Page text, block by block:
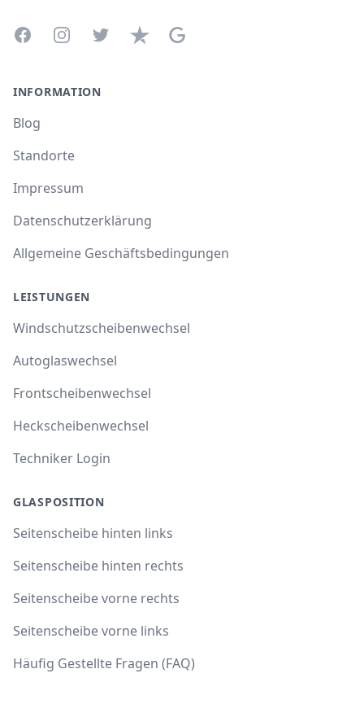
FacebookInstagramTwitterTrustpilotGoogle Business Profile
INFORMATION
Blog
Standorte
Impressum
Datenschutzerklärung
Allgemeine Geschäftsbedingungen
LEISTUNGEN
Windschutzscheibenwechsel
Autoglaswechsel
Frontscheibenwechsel
Heckscheibenwechsel
Techniker Login
GLASPOSITION
Seitenscheibe hinten links
Seitenscheibe hinten rechts
Seitenscheibe vorne rechts
Seitenscheibe vorne links
Häufig Gestellte Fragen (FAQ)